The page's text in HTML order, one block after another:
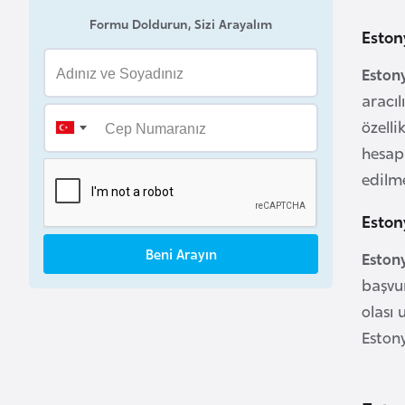
olası
Formu Doldurun, Sizi Arayalım
Beni Arayın
B
e
l
a
u
B
l